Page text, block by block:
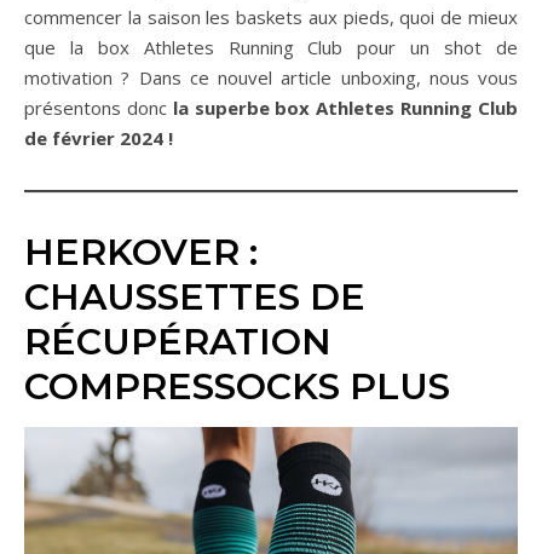
commencer la saison les baskets aux pieds, quoi de mieux
que la box Athletes Running Club pour un shot de
motivation ? Dans ce nouvel article unboxing, nous vous
présentons donc la superbe box Athletes Running Club
de février 2024 !
HERKOVER :
CHAUSSETTES DE
RÉCUPÉRATION
COMPRESSOCKS PLUS